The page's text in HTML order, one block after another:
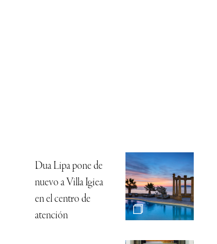
Dua Lipa pone de
nuevo a Villa Igiea
en el centro de
atención